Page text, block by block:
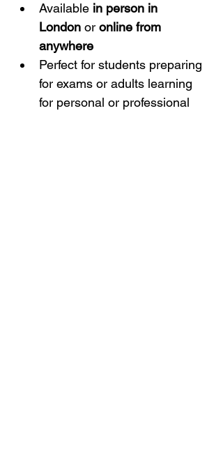
Available in person in
London or online from
anywhere
Perfect for students preparing
for exams or adults learning
for personal or professional